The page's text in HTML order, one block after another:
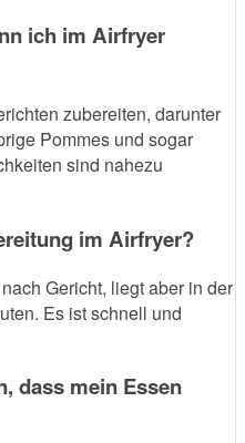
ich im Airfryer
zubereiten, darunter
Pommes und sogar
sind nahezu
im Airfryer?
Gericht, liegt aber in der
Es ist schnell und
dass mein Essen